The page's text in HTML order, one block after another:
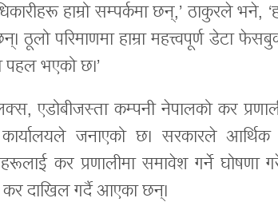
हाम्रो सम्पर्कमा छन्,’ ठाकुरले भने,
ठूलो परिमाणमा हाम्रा महत्त्वपूर्ण डेटा
पहल भएको छ।’
एडोबीजस्ता कम्पनी नेपालको कर
जनाएको छ। सरकारले आर्थिक
कर प्रणालीमा समावेश गर्ने घोषणा
कर दाखिल गर्दै आएका छन्।